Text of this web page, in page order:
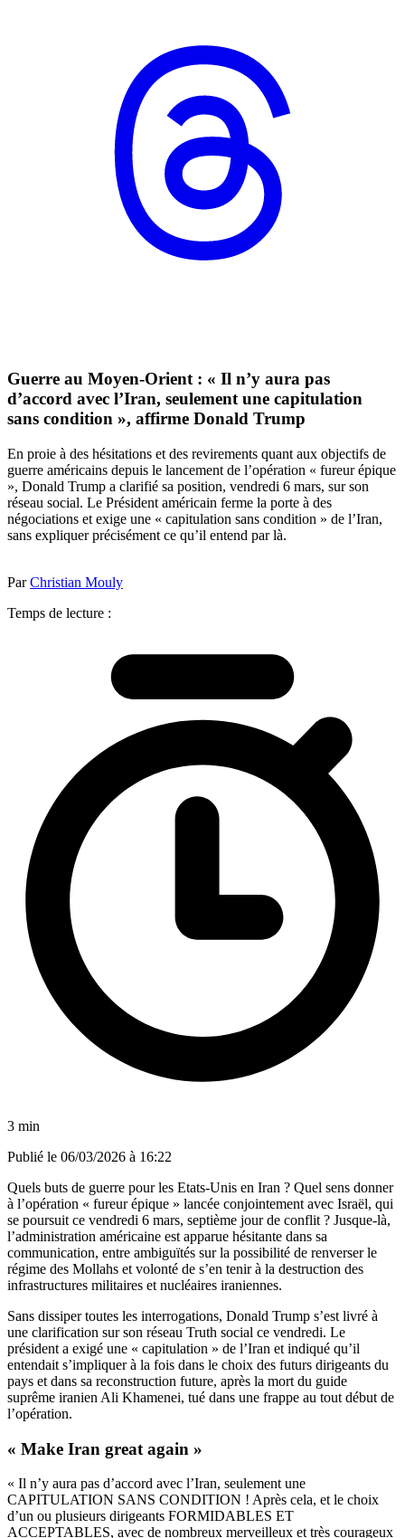
Guerre au Moyen-Orient : « Il n’y aura pas
d’accord avec l’Iran, seulement une capitulation
sans condition », affirme Donald Trump
En proie à des hésitations et des revirements quant aux objectifs de
guerre américains depuis le lancement de l’opération « fureur épique
», Donald Trump a clarifié sa position, vendredi 6 mars, sur son
réseau social. Le Président américain ferme la porte à des
négociations et exige une « capitulation sans condition » de l’Iran,
sans expliquer précisément ce qu’il entend par là.
ParChristian Mouly
Temps de lecture :
3 min
Publié le 06/03/2026 à 16:22
Quels buts de guerre pour les Etats-Unis en Iran ? Quel sens donner
à l’opération « fureur épique » lancée conjointement avec Israël, qui
se poursuit ce vendredi 6 mars, septième jour de conflit ? Jusque-là,
l’administration américaine est apparue hésitante dans sa
communication, entre ambiguïtés sur la possibilité de renverser le
régime des Mollahs et volonté de s’en tenir à la destruction des
infrastructures militaires et nucléaires iraniennes.
Sans dissiper toutes les interrogations, Donald Trump s’est livré à
une clarification sur son réseau Truth social ce vendredi. Le
président a exigé une « capitulation » de l’Iran et indiqué qu’il
entendait s’impliquer à la fois dans le choix des futurs dirigeants du
pays et dans sa reconstruction future, après la mort du guide
suprême iranien Ali Khamenei, tué dans une frappe au tout début de
l’opération.
« Make Iran great again »
« Il n’y aura pas d’accord avec l’Iran, seulement une
CAPITULATION SANS CONDITION ! Après cela, et le choix
d’un ou plusieurs dirigeants FORMIDABLES ET
ACCEPTABLES, avec de nombreux merveilleux et très courageux